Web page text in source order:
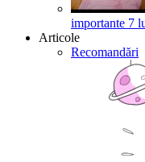
importante 7
Articole
Recomandări